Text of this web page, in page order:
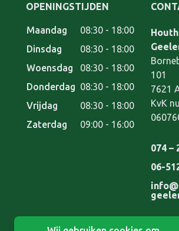
OPENINGSTIJDEN
Maandag
08:30 - 18:00
Dinsdag
08:30 - 18:00
Woensdag
08:30 - 18:00
Donderdag 08:30 - 18:00
Vrijdag
08:30 - 18:00
Zaterdag
09:00 - 16:00
101
7621
KvK
074 –
06-